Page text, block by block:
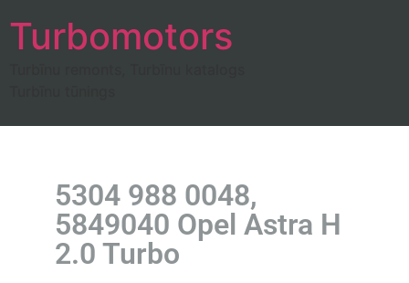
Turbomotors
5304 988 0048,
5849040 Opel Astra H
2.0 Turbo